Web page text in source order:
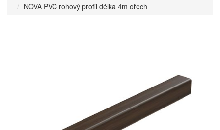
NOVA PVC rohový profil délka 4m ořech